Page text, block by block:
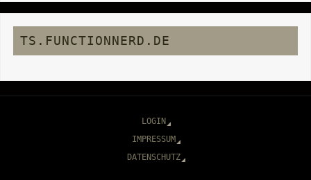
TS.FUNCTIONNERD.DE
LOGIN
IMPRESSUM
DATENSCHUTZ